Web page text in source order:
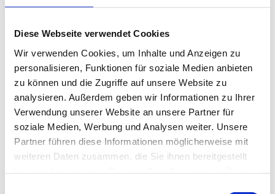
Diese Webseite verwendet Cookies
Wir verwenden Cookies, um Inhalte und Anzeigen zu
personalisieren, Funktionen für soziale Medien anbieten
zu können und die Zugriffe auf unsere Website zu
analysieren. Außerdem geben wir Informationen zu Ihrer
Verwendung unserer Website an unsere Partner für
soziale Medien, Werbung und Analysen weiter. Unsere
Partner führen diese Informationen möglicherweise mit
weiteren Daten zusammen, die Sie ihnen bereitgestellt
kontinuierlicher Fort- und Weiterbildung.
Hohe menschliche und soziale Kompetenz.
Engagement und Eigeninitiative bei der Organisation
der täglichen Abläufe.
Führungsqualitäten und Verantwortungsbewusstsein.
Bewerbung & Rückfragen:Wir freuen uns auf Ihre
Bewerbung (Lebenslauf) und über Ihre Rückfragen:
Jetzt bewerben!.